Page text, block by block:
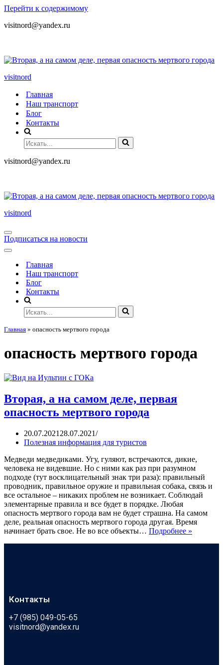
Перейти к содержимому
visitnord@yandex.ru
visitnord
Главная
Наш транспорт
Блог
Контакты
visitnord@yandex.ru
visitnord
Подписаться на новости
Главная
Наш транспорт
Блог
Контакты
Главная » опасность мертвого города
опасность мертвого города
Вторая, а на самом деле, первая
опасность мертвого города
20.07.2021 28.07.2021
Полезная информация для туристов
Медведи медведиками. Угу, гуляют, встречаются, дикие,
человека не видевшие. Но с ними как раз при разумном
подходе (тут восклицательный знак три раза): правильный
проводник, правильное оружие и правильная собака, связь и
все остальное – никаких проблем не возникает. Соблюдай
элементарные правила и все будет в порядке. Любая
опасность мертвого города вам не будет страшна. На самом
деле, реальная опасность мертвого города другая. Время
начинает брать свое. Не во все объекты… Подробнее »
Контакты
+7 (985) 049-05-65
visitnord@yandex.ru